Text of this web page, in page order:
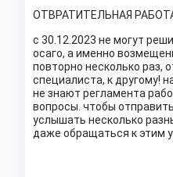
ОТВРАТИТЕЛЬНАЯ
с 30.12.2023 не могут
осаго, а именно
повторно несколько раз,
специалиста, к другому!
не знают регламента
вопросы. чтобы
услышать несколько
даже обращаться к этим